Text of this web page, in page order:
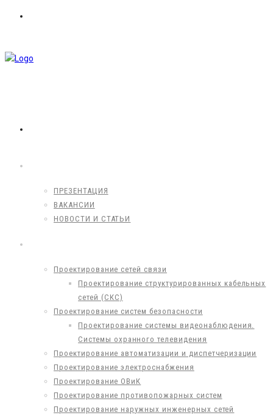
ПРЕЗЕНТАЦИЯ
ВАКАНСИИ
НОВОСТИ И СТАТЬИ
Проектирование сетей связи
Проектирование структурированных кабельных
сетей (СКС)
Проектирование систем безопасности
Проектирование системы видеонаблюдения.
Системы охранного телевидения
Проектирование автоматизации и диспетчеризации
Проектирование электроснабжения
Проектирование ОВиК
Проектирование противопожарных систем
Проектирование наружных инженерных сетей